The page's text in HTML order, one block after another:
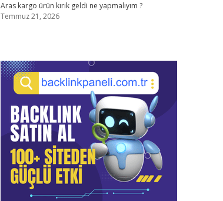
Aras kargo ürün kırık geldi ne yapmalıyım ?
Temmuz 21, 2026